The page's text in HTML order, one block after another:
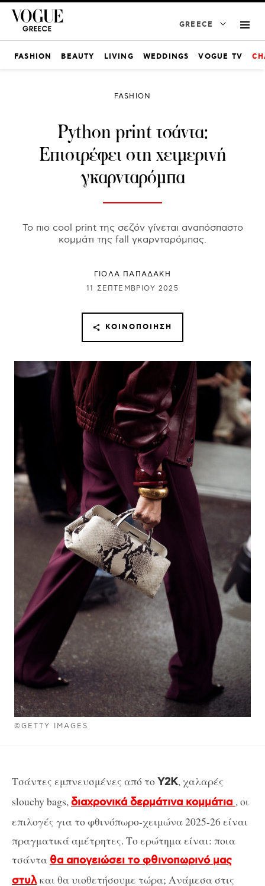
GREECE
FASHION BEAUTY LIVING WEDDINGS VOGUE TV
©GETTY IMAGES
FASHION
Python print τσάντα:
Επιστρέφει στη χειμερινή
γκαρνταρόμπα
Το πιο cool print της σεζόν γίνεται αναπόσπαστο
κομμάτι της fall γκαρνταρόμπας.
ΓΙΌΛΑ ΠΑΠΑΔΆΚΗ
11 ΣΕΠΤΕΜΒΡΊΟΥ 2025
ΚΟΙΝΟΠΟΊΗΣΗ
Τσάντες εμπνευσμένες από τοY2K, χαλαρές
slouchy bags, διαχρονικά δερμάτινα κομμάτια , οι
επιλογές για το φθινόπωρο-χειμώνα 2025-26 είναι
πραγματικά αμέτρητες. Το ερώτημα είναι: ποια
τσάντα θα απογειώσει το φθινοπωρινό μας
στυλ και θα υιοθετήσουμε τώρα; Ανάμεσα στις